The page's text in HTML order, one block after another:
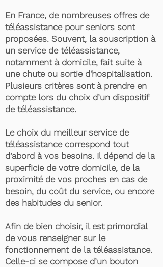
En France, de nombreuses offres de
téléassistance pour seniors sont
proposées. Souvent, la souscription à
un service de téléassistance,
notamment à domicile, fait suite à
une chute ou sortie d'hospitalisation.
Plusieurs critères sont à prendre en
compte lors du choix d’un dispositif
de téléassistance.
Le choix du meilleur service de
téléassistance correspond tout
d’abord à vos besoins. Il dépend de la
superficie de votre domicile, de la
proximité de vos proches en cas de
besoin, du coût du service, ou encore
des habitudes du senior.
Afin de bien choisir, il est primordial
de vous renseigner sur le
fonctionnement de la téléassistance.
Celle-ci se compose d’un bouton